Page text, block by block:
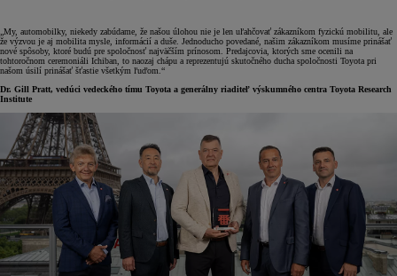
„My, automobilky, niekedy zabúdame, že našou úlohou nie je len uľahčovať zákazníkom fyzickú mobilitu, ale
že výzvou je aj mobilita mysle, informácií a duše. Jednoducho povedané, našim zákazníkom musíme prinášať
nové spôsoby, ktoré budú pre spoločnosť najväčším prínosom. Predajcovia, ktorých sme ocenili na
tohtoročnom ceremoniáli Ichiban, to naozaj chápu a reprezentujú skutočného ducha spoločnosti Toyota pri
našom úsilí prinášať šťastie všetkým ľuďom.“
Dr. Gill Pratt, vedúci vedeckého tímu Toyota a generálny riaditeľ výskumného centra Toyota Research
Institute